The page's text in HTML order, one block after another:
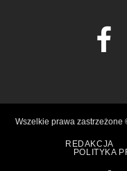
Wszelkie prawa
REDAKCJA
POLITYKA